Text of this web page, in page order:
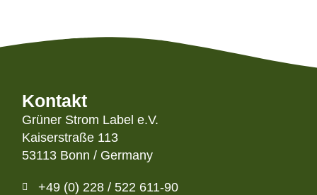
Kontakt
Grüner Strom Label e.V.
Kaiserstraße 113
53113 Bonn / Germany
+49 (0) 228 / 522 611-90